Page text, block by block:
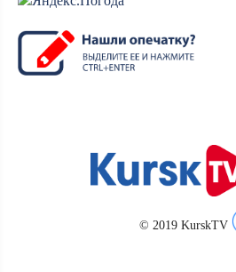
© 2019 KurskTV